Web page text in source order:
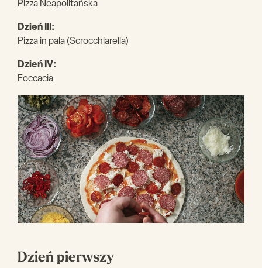
Pizza Neapolitańska
Dzień III:
Pizza in pala (Scrocchiarella)
Dzień IV:
Foccacia
Dzień pierwszy